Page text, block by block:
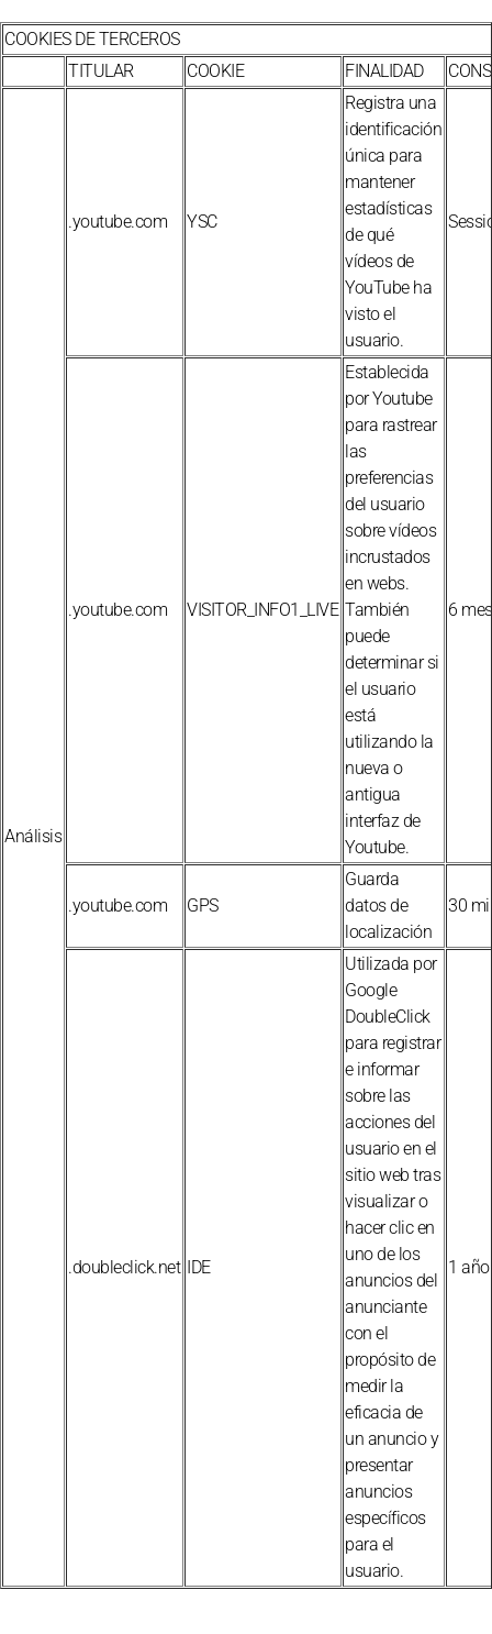
COOKIES DE TERCEROS
TITULAR
COOKIE FINALIDAD
Análisis
.youtube.com YSC
Registra una
identificación
única para
mantener
estadísticas
de qué
vídeos de
YouTube ha
visto el
usuario.
.youtube.com VISITOR_INFO1_LIVE
Establecida
por Youtube
para rastrear
las
preferencias
del usuario
sobre vídeos
incrustados
en webs.
También
puede
determinar si
el usuario
está
utilizando la
nueva o
antigua
interfaz de
Youtube.
6
.youtube.com GPS
Guarda
datos de
localización
30
.doubleclick.net IDE
Utilizada por
Google
DoubleClick
para registrar
e informar
sobre las
acciones del
usuario en el
sitio web tras
visualizar o
hacer clic en
uno de los
anuncios del
anunciante
con el
propósito de
medir la
eficacia de
un anuncio y
presentar
anuncios
específicos
para el
usuario.
1 año